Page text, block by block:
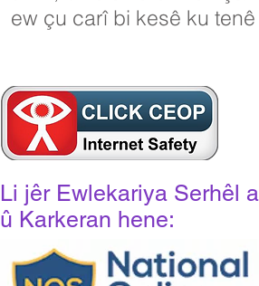
ew çu carî bi kesê ku
Li jêr Ewlekariya Serhêl
û Karkeran hene: